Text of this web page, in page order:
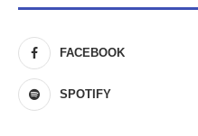
FACEBOOK
SPOTIFY